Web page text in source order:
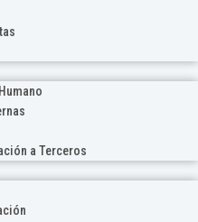
a Terceros